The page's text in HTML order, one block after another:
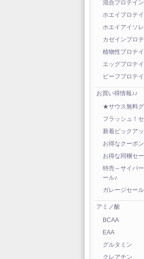
混合プロテイン
ホエイプロテ
ホエイアイソレ
カゼインプロ
植物性プロテ
エッグプロテ
ビーフプロテ
お買い得情報♪♪
★サウス無料
フラッシュ！
新着ピックア
お得なクーポン
お得な同梱セ
特売～サイバ
ール♪
ガレージセール
アミノ酸
BCAA
EAA
グルタミン
クレアチン